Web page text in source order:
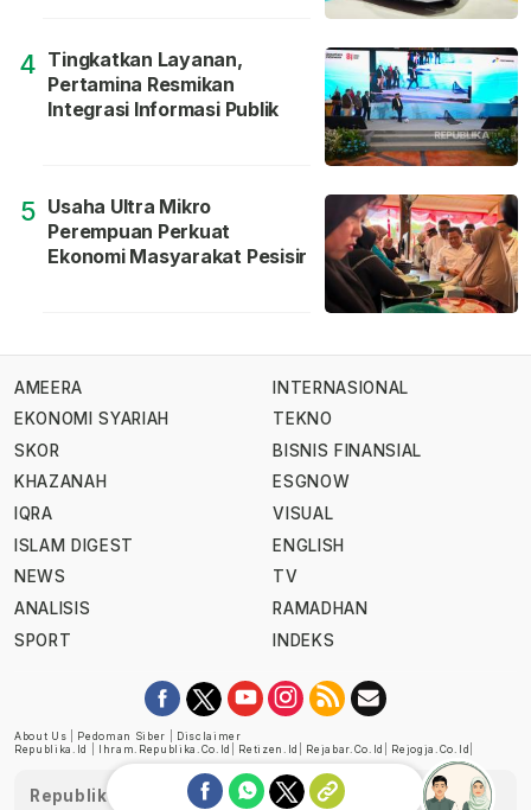
4 Tingkatkan Layanan,
Pertamina Resmikan
Integrasi Informasi Publik
5 Usaha Ultra Mikro
Perempuan Perkuat
Ekonomi Masyarakat Pesisir
AMEERA
EKONOMI SYARIAH
SKOR
KHAZANAH
IQRA
ISLAM DIGEST
NEWS
ANALISIS
SPORT
INTERNASIONAL
TEKNO
BISNIS FINANSIAL
ESGNOW
VISUAL
ENGLISH
TV
RAMADHAN
INDEKS
About Us Pedoman Siber
Disclaimer
Republika.id
Ihram.republika.co.id Retizen.id Rejabar.co.id Rejogja.co.id
Republika telah diverifikasi oleh Dewan Pers